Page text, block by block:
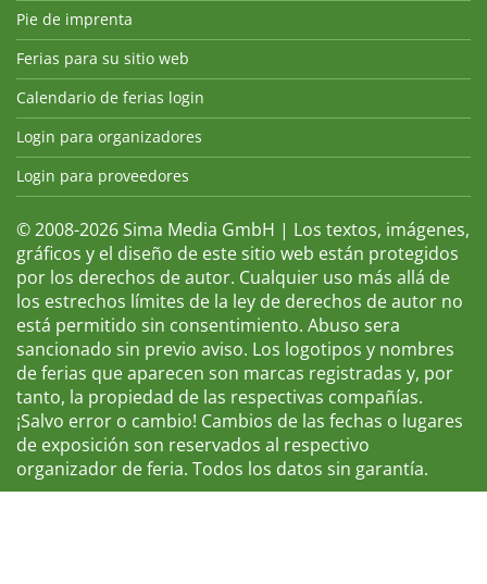
Pie de imprenta
Ferias para su sitio web
Calendario de ferias login
Login para organizadores
Login para proveedores
© 2008-2026 Sima Media GmbH | Los textos, imágenes,
gráficos y el diseño de este sitio web están protegidos
por los derechos de autor. Cualquier uso más allá de
los estrechos límites de la ley de derechos de autor no
está permitido sin consentimiento. Abuso sera
sancionado sin previo aviso. Los logotipos y nombres
de ferias que aparecen son marcas registradas y, por
tanto, la propiedad de las respectivas compañías.
¡Salvo error o cambio! Cambios de las fechas o lugares
de exposición son reservados al respectivo
organizador de feria. Todos los datos sin garantía.